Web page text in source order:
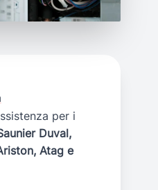
per i
Duval,
Atag e